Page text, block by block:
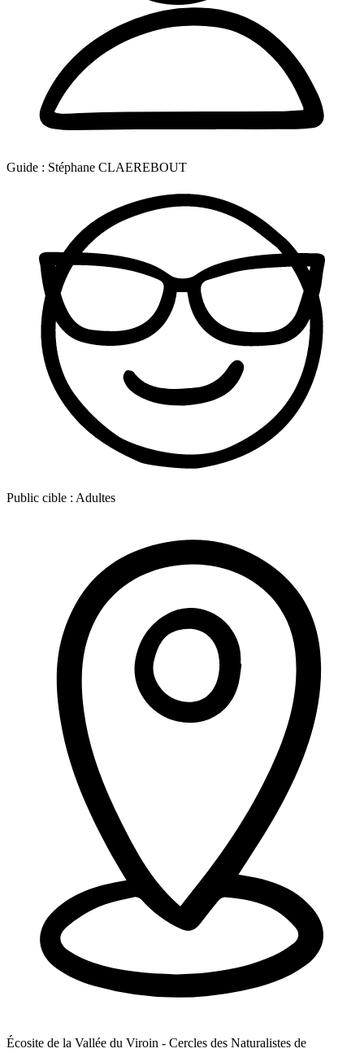
Guide : Stéphane CLAEREBOUT
Public cible : Adultes
Écosite de la Vallée du Viroin - Cercles des Naturalistes de